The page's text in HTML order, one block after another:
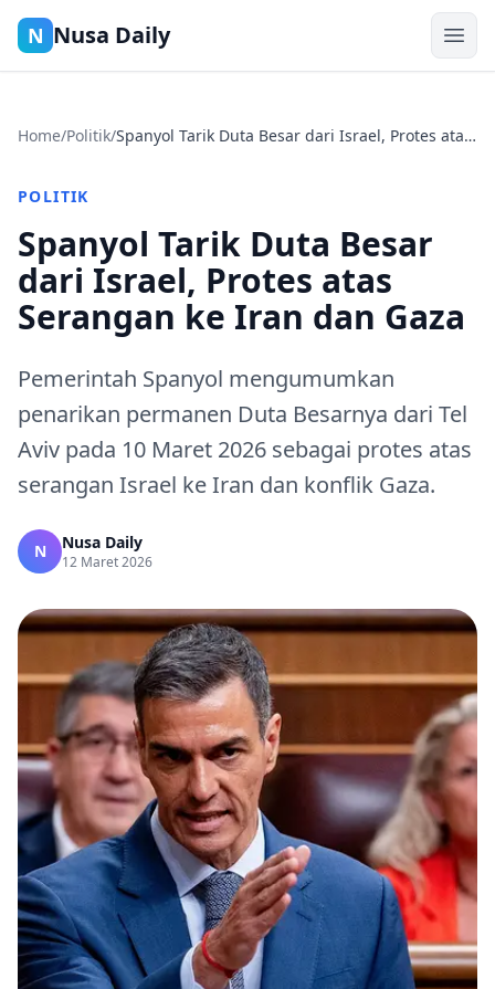
N Nusa Daily
Home/Politik/Spanyol Tarik Duta Besar dari Israel, Protes atas
POLITIK
Spanyol Tarik Duta Besar
dari Israel, Protes atas
Serangan ke Iran dan Gaza
Pemerintah Spanyol mengumumkan
penarikan permanen Duta Besarnya dari Tel
Aviv pada 10 Maret 2026 sebagai protes atas
serangan Israel ke Iran dan konflik Gaza.
N Nusa Daily
12 Maret 2026